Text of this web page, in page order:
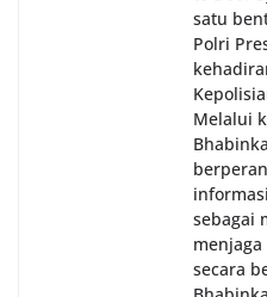
satu
Polri
Melalui
sebagai
secara